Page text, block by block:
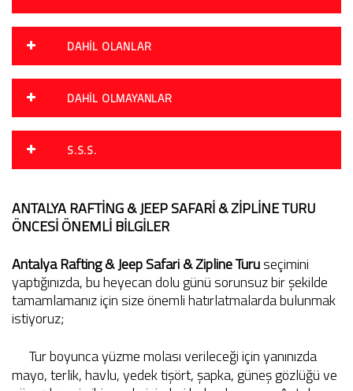
DAHIL OLANLAR
DAHIL OLMAYANLAR
S.S.S.
ANTALYA RAFTİNG & JEEP SAFARİ & ZİPLİNE TURU
ÖNCESİ ÖNEMLİ BİLGİLER
Antalya Rafting & Jeep Safari & Zipline Turuseçimini
yaptığınızda, bu heyecan dolu günü sorunsuz bir şekilde
tamamlamanız için size önemli hatırlatmalarda bulunmak
istiyoruz;
Tur boyunca yüzme molası verileceği için yanınızda
mayo, terlik, havlu, yedek tişört, şapka, güneş gözlüğü ve